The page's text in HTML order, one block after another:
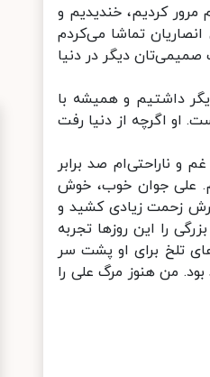
کردیم، خندیدیم و
تماشا می‌کردم
دیگر در دنیا
داشتیم و همیشه با
او اگرچه از دنیا رفت
ناراحتی‌ام صد برابر
علی جوان خوب، خوش
زحمت زیادی کشید و
را این روزها تجربه
تلخ برای او پشت سر
من هنوز مرگ علی را